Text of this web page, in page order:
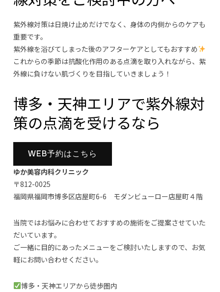
紫外線対策は日焼け止めだけでなく、身体の内側からのケアも
重要です。
紫外線を浴びてしまった後のアフターケアとしてもおすすめ
これからの季節は抗酸化作用のある点滴を取り入れながら、紫
外線に負けない肌づくりを目指していきましょう！
博多・天神エリアで紫外線対
策の点滴を受けるなら
WEB予約はこちら
ゆか美容内科クリニック
〒812-0025
福岡県福岡市博多区店屋町6-6 モダンビューロー店屋町４階
当院ではお悩みに合わせておすすめの施術をご提案させていた
だいています。
ご一緒に目的にあったメニューをご検討いたしますので、お気
軽にお問い合わせください。
博多・天神エリアから徒歩圏内